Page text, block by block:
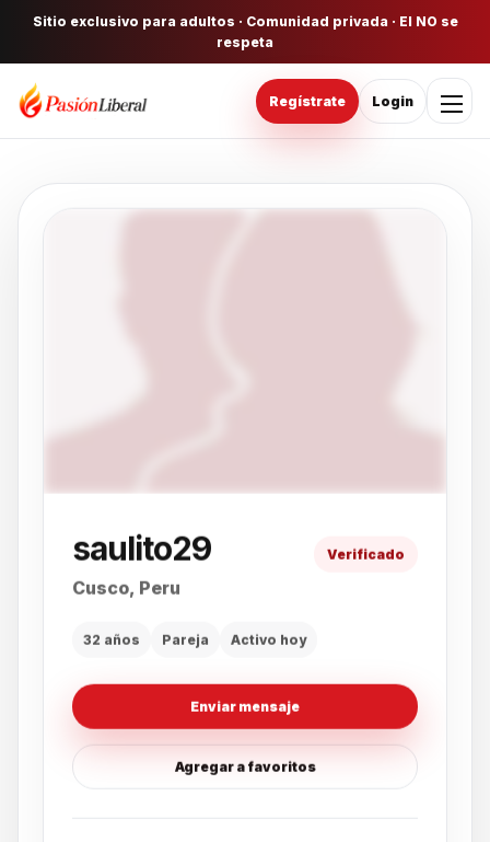
Sitio exclusivo para adultos · Comunidad privada · El NO se
respeta
Regístrate Login
saulito29
Cusco, Peru
Verificado
32 años Pareja Activo hoy
Enviar mensaje
Agregar a favoritos